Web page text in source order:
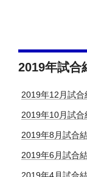
2019年試合
2019年12月試合
2019年10月試合
2019年8月試合
2019年6月試合